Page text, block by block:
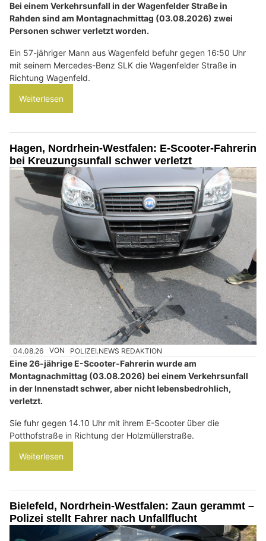
Bei einem Verkehrsunfall in der Wagenfelder Straße in
Rahden sind am Montagnachmittag (03.08.2026) zwei
Personen schwer verletzt worden.
Ein 57-jähriger Mann aus Wagenfeld befuhr gegen 16:50 Uhr
mit seinem Mercedes-Benz SLK die Wagenfelder Straße in
Richtung Wagenfeld.
Weiterlesen
Hagen, Nordrhein-Westfalen: E-Scooter-Fahrerin
bei Kreuzungsunfall schwer verletzt
04.08.26 VON POLIZEI.NEWS REDAKTION
Eine 26-jährige E-Scooter-Fahrerin wurde am
Montagnachmittag (03.08.2026) bei einem Verkehrsunfall
in der Innenstadt schwer, aber nicht lebensbedrohlich,
verletzt.
Sie fuhr gegen 14.10 Uhr mit ihrem E-Scooter über die
Potthofstraße in Richtung der Holzmüllerstraße.
Weiterlesen
Bielefeld, Nordrhein-Westfalen: Zaun gerammt –
Polizei stellt Fahrer nach Unfallflucht